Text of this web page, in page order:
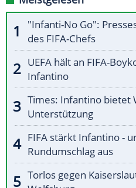
"Infanti-No Go":
des FIFA-Chefs
UEFA hält an FIFA-
Infantino
Times: Infantino bietet
Unterstützung
FIFA stärkt Infantino -
Rundumschlag aus
Torlos gegen